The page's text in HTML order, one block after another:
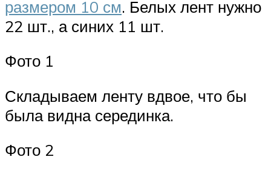
размером 10 см. Белых лент нужно
22 шт., а синих 11 шт.
Фото 1
Складываем ленту вдвое, что бы
была видна серединка.
Фото 2